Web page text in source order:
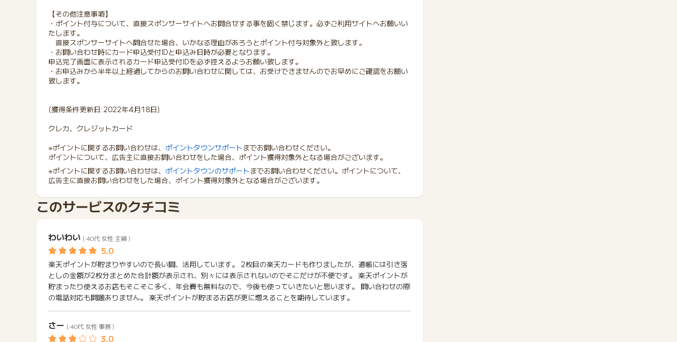
【その他注意事項】
・ポイント付与について、直接スポンサーサイトへお問合せする事を固く禁じます。必ずご利用サイトへお願いい
たします。
直接スポンサーサイトへ問合せた場合、いかなる理由があろうとポイント付与対象外と致します。
・お問い合わせ時にカード申込受付IDと申込み日時が必要となります。
申込完了画面に表示されるカード申込受付IDを必ず控えるようお願い致します。
・お申込みから半年以上経過してからのお問い合わせに関しては、お受けできませんのでお早めにご確認をお願い
致します。
(獲得条件更新日:2022年4月18日)
クレカ、クレジットカード
※ポイントに関するお問い合わせは、 ポイントタウンサポートまでお問い合わせください。
ポイントについて、広告主に直接お問い合わせをした場合、ポイント獲得対象外となる場合がございます。
※ポイントに関するお問い合わせは、 ポイントタウンのサポートまでお問い合わせください。ポイントについて、
広告主に直接お問い合わせをした場合、ポイント獲得対象外となる場合がございます。
このサービスのクチコミ
わいわい ( 40代 女性 主婦 )
楽天ポイントが貯まりやすいので長い間、活用しています。 2枚目の楽天カードも作りましたが、通帳には引き落
としの金額が2枚分まとめた合計額が表示され、別々には表示されないのでそこだけが不便です。 楽天ポイントが
貯まったり使えるお店もそこそこ多く、年会費も無料なので、今後も使っていきたいと思います。 問い合わせの際
の電話対応も問題ありません。 楽天ポイントが貯まるお店が更に増えることを期待しています。
さー ( 40代 女性 事務 )